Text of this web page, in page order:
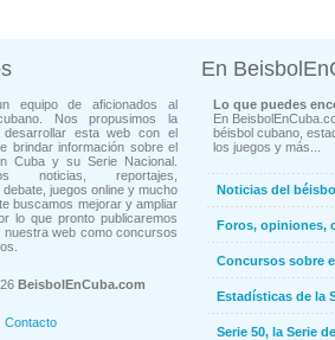
equipo de aficionados al
Nos propusimos la
esta web con el
brindar información sobre el
Cuba y su Serie Nacional.
noticias, reportajes,
juegos online y mucho
buscamos mejorar y ampliar
lo que pronto publicaremos
web como concursos
BeisbolEnCuba.com
Contacto
En
Lo que puedes
En
béisbol cubano,
los juegos y más...
Noticias del
Foros, opiniones,
Concursos sobre
Estadísticas de la
Serie 50, la Serie